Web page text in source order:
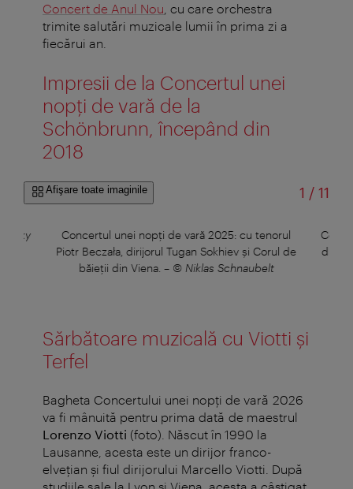
Concert de Anul Nou , cu care orchestra
trimite salutări muzicale lumii în prima zi a
fiecărui an.
Impresii de la Concertul unei
nopți de vară de la
Schönbrunn, începând din
2018
Afişare toate imaginile 1 /din
11
Concertul unei nopți de vară 2025: cu tenorul
Piotr Beczała, dirijorul Tugan Sokhiev și Corul de
băieții din Viena. – © Niklas Schnaubelt
dirijat
Sărbătoare muzicală cu Viotti și
Terfel
Bagheta Concertului unei nopți de vară 2026
va fi mânuită pentru prima dată de maestrul
Lorenzo Viotti (foto). Născut în 1990 la
Lausanne, acesta este un dirijor franco-
elvețian și fiul dirijorului Marcello Viotti. După